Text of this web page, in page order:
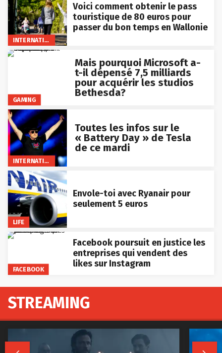
INTERNATIONAL
Voici comment obtenir le pass
touristique de 80 euros pour
passer du bon temps en Wallonie
GAMING
Mais pourquoi Microsoft a-
t-il dépensé 7,5 milliards
pour acquérir les studios
Bethesda?
INTERNATIONAL
Toutes les infos sur le
« Battery Day » de Tesla
de ce mardi
LIFE
Envole-toi avec Ryanair pour
seulement 5 euros
FACEBOOK
Facebook poursuit en justice les
entreprises qui vendent des
likes sur Instagram
STREAMING